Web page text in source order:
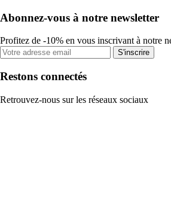
Abonnez-vous à notre newsletter
Profitez de -10% en vous inscrivant à notre
S'inscrire
Restons connectés
Retrouvez-nous sur les réseaux sociaux